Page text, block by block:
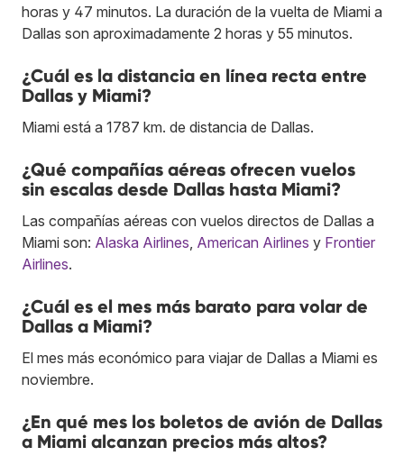
horas y 47 minutos. La duración de la vuelta de Miami a
Dallas son aproximadamente 2 horas y 55 minutos.
¿Cuál es la distancia en línea recta entre
Dallas y Miami?
Miami está a 1787 km. de distancia de Dallas.
¿Qué compañías aéreas ofrecen vuelos
sin escalas desde Dallas hasta Miami?
Las compañías aéreas con vuelos directos de Dallas a
Miami son: Alaska Airlines American Airlines y Frontier
Airlines.
¿Cuál es el mes más barato para volar de
Dallas a Miami?
El mes más económico para viajar de Dallas a Miami es
noviembre.
¿En qué mes los boletos de avión de Dallas
a Miami alcanzan precios más altos?